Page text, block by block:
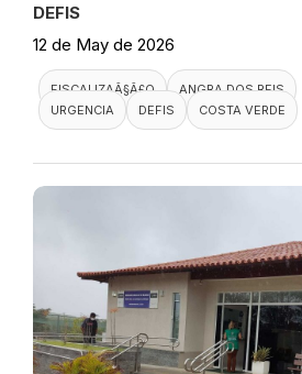
DEFIS
12 de May de 2026
FISCALIZAÃ§Ã£O
ANGRA DOS REIS
URGENCIA
DEFIS COSTA VERDE